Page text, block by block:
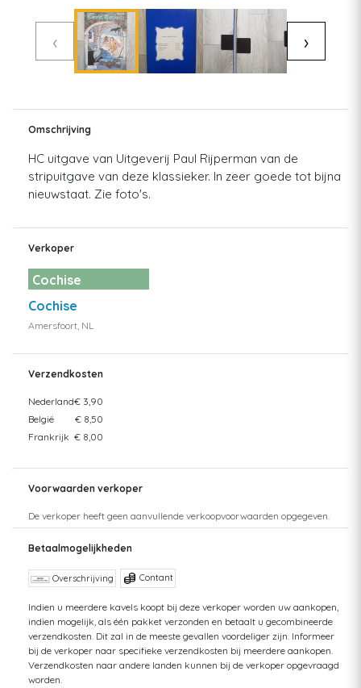
‹ ›
Omschrijving
HC uitgave van Uitgeverij Paul Rijperman van de
stripuitgave van deze klassieker. In zeer goede tot bijna
nieuwstaat. Zie foto's.
Verkoper
Cochise
Cochise
Amersfoort, NL
Verzendkosten
Nederland€ 3,90
België
€ 8,50
Frankrijk € 8,00
Voorwaarden verkoper
De verkoper heeft geen aanvullende verkoopvoorwaarden opgegeven.
Betaalmogelijkheden
Overschrijving Contant
Indien u meerdere kavels koopt bij deze verkoper worden uw aankopen,
indien mogelijk, als één pakket verzonden en betaalt u gecombineerde
verzendkosten. Dit zal in de meeste gevallen voordeliger zijn. Informeer
bij de verkoper naar specifieke verzendkosten bij meerdere aankopen.
Verzendkosten naar andere landen kunnen bij de verkoper opgevraagd
worden.